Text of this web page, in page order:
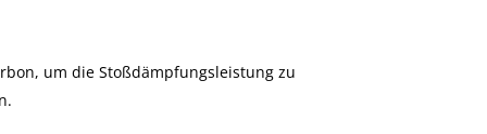
um die Stoßdämpfungsleistung zu